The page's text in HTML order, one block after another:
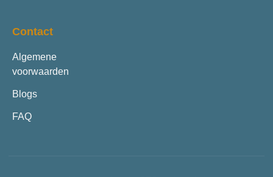
Contact
Algemene
voorwaarden
Blogs
FAQ